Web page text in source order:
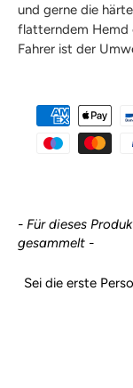
und gerne die
flatterndem Hemd
Fahrer ist der
- Für dieses
gesammelt -
Sei die erste
New content